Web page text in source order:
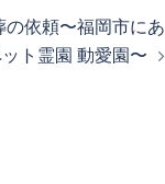
依頼〜福岡市にあ
ット霊園 動愛園〜